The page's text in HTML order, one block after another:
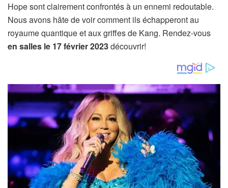
Hope sont clairement confrontés à un ennemi redoutable.
Nous avons hâte de voir comment ils échapperont au
royaume quantique et aux griffes de Kang. Rendez-vous
en salles le 17 février 2023découvrir!